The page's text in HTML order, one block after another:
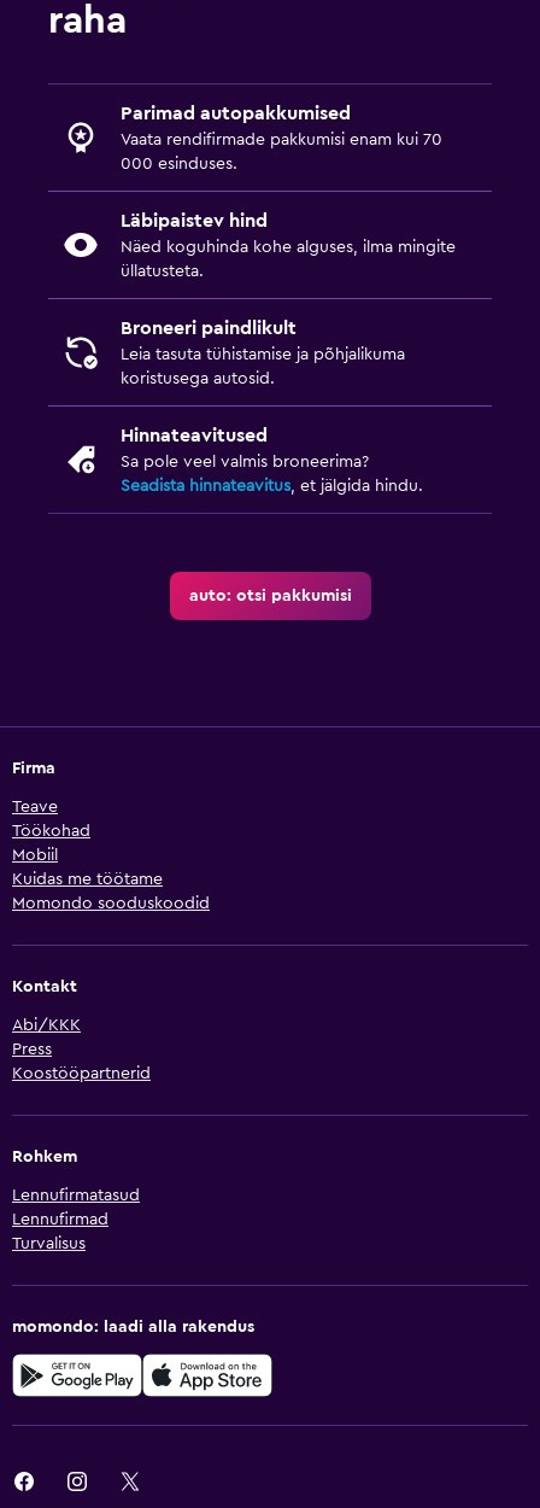
raha
Parimad autopakkumised
Vaata rendifirmade pakkumisi enam kui 70
000 esinduses.
Läbipaistev hind
Näed koguhinda kohe alguses, ilma mingite
üllatusteta.
Broneeri paindlikult
Leia tasuta tühistamise ja põhjalikuma
koristusega autosid.
Hinnateavitused
Sa pole veel valmis broneerima?
Seadista hinnateavitus, et jälgida hindu.
auto: otsi pakkumisi
Firma
Teave
Töökohad
Mobiil
Kuidas me töötame
Momondo sooduskoodid
Kontakt
Abi/KKK
Press
Koostööpartnerid
Rohkem
Lennufirmatasud
Lennufirmad
Turvalisus
momondo: laadi alla rakendus